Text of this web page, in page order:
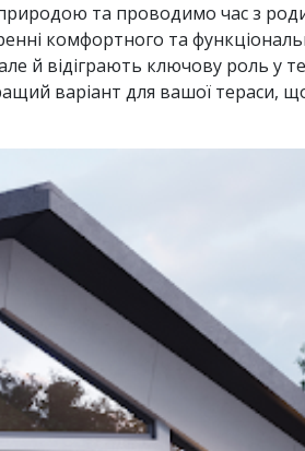
та проводимо час з
комфортного та
відіграють ключову роль у
варіант для вашої тераси,